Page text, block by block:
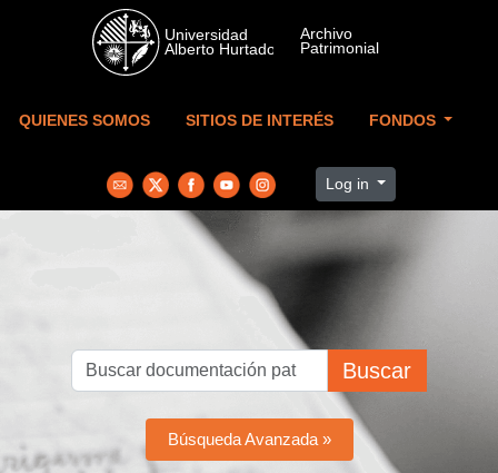
Skip to main content
QUIENES SOMOS SITIOS DE INTERÉS FONDOS
Log in
Buscar
Búsqueda Avanzada »